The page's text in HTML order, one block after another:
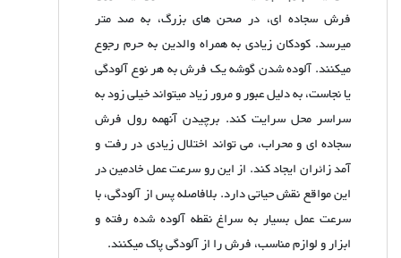
فرش سجاده ای، در صحن های بزرگ، به صد متر
میرسد. کودکان زیادی به همراه والدین به حرم رجوع
میکنند. آلوده شدن گوشه یک فرش به هر نوع آلودگی
یا نجاست، به دلیل عبور و مرور زیاد میتواند خیلی زود به
سراسر محل سرایت کند. برچیدن آنهمه رول فرش
سجاده ای و محراب، می تواند اختلال زیادی در رفت و
آمد زائران ایجاد کند. از این رو سرعت عمل خادمین در
این مواقع نقش حیاتی دارد. بلافاصله پس از آلودگی، با
سرعت عمل بسیار به سراغ نقطه آلوده شده رفته و
ابزار و لوازم مناسب، فرش را از آلودگی پاک میکنند.